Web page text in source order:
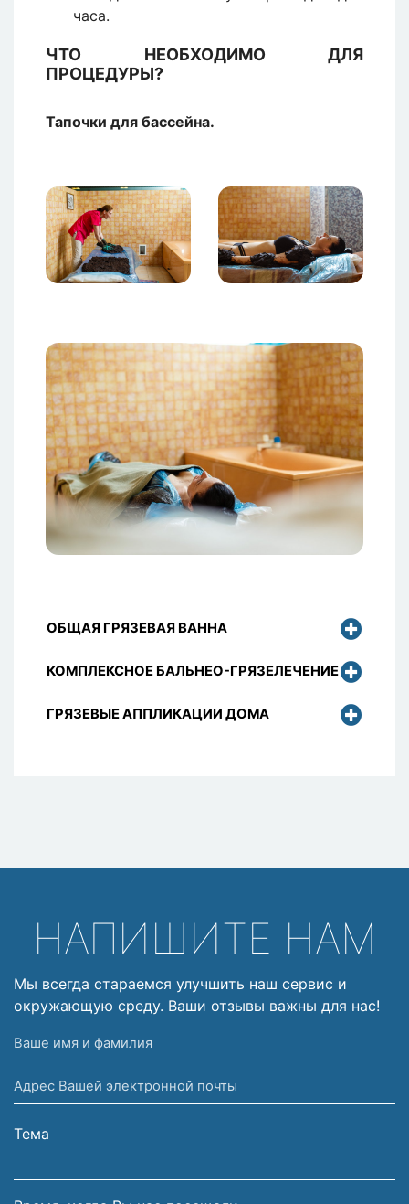
часа.
ЧТО НЕОБХОДИМО ДЛЯ
ПРОЦЕДУРЫ?
Тапочки для бассейна.
Изображение Изображение
Изображение
ОБЩАЯ ГРЯЗЕВАЯ ВАННА
КОМПЛЕКСНОЕ БАЛЬНЕО-ГРЯЗЕЛЕЧЕНИЕ
ГРЯЗЕВЫЕ АППЛИКАЦИИ ДОМА
НАПИШИТЕ НАМ
Мы всегда стараемся улучшить наш сервис и
окружающую среду. Ваши отзывы важны для нас!
Ваше
имя
и
фамилия
Адрес
Вашей
электронной
Тема